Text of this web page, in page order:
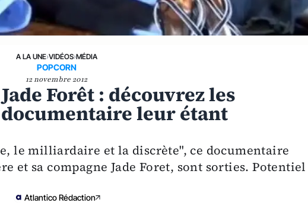
A LA UNE›VIDÉOS›MÉDIA
POPCORN
12 novembre 2012
Forêt : découvrez les
leur étant
le milliardaire et la discrète", ce documentaire
et sa compagne Jade Foret, sont sorties. Potentiel
Atlantico Rédaction